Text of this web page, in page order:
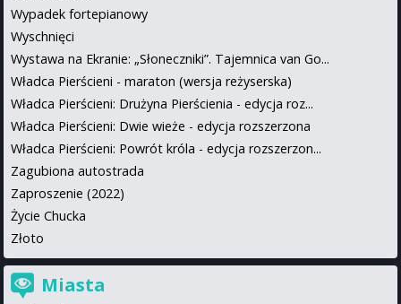
Wypadek fortepianowy
Wyschnięci
Wystawa na Ekranie: „Słoneczniki”. Tajemnica van Go...
Władca Pierścieni - maraton (wersja reżyserska)
Władca Pierścieni: Drużyna Pierścienia - edycja roz...
Władca Pierścieni: Dwie wieże - edycja rozszerzona
Władca Pierścieni: Powrót króla - edycja rozszerzon...
Zagubiona autostrada
Zaproszenie (2022)
Życie Chucka
Złoto
Miasta